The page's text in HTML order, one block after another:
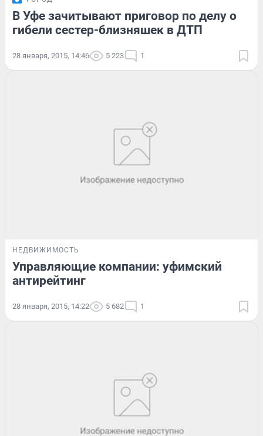
В Уфе зачитывают приговор по делу о
гибели сестер-близняшек в ДТП
28 января, 2015, 14:46 5 223 1
НЕДВИЖИМОСТЬ
Управляющие компании: уфимский
антирейтинг
28 января, 2015, 14:22 5 682 1